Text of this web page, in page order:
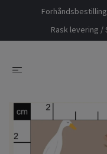
Rask levering